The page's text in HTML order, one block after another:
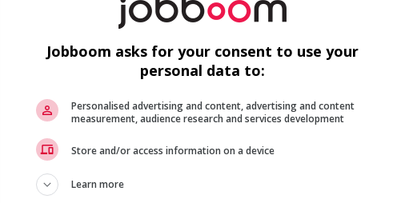
Manutentionnaire aide au
Saint-Gédéon-de-Beauce, QC
Construction, production
industrielles
Jobboom asks for your consent to use your
personal data to:
Personalised advertising and content, advertising and content
measurement, audience research and services development
Store and/or access information on a device
Learn more